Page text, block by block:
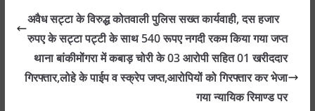
s
A
p
p
e
b
o
o
e
n
g
er
er e
अवैध सट्टा के विरुद्ध कोतवाली पुलिस सख्त कार्यवाही, दस हजार
रुपए के सट्टा पट्टी के साथ 540 रूपए नगदी रकम किया गया जप्त
थाना बांकीमोंगरा में कबाड़ चोरी के 03 आरोपी सहित 01 खरीददार
गिरफ्तार,लोहे के पाईप व स्क्रेप जप्त,आरोपियों को गिरफ्तार कर भेजा
गया न्यायिक रिमाण्ड पर